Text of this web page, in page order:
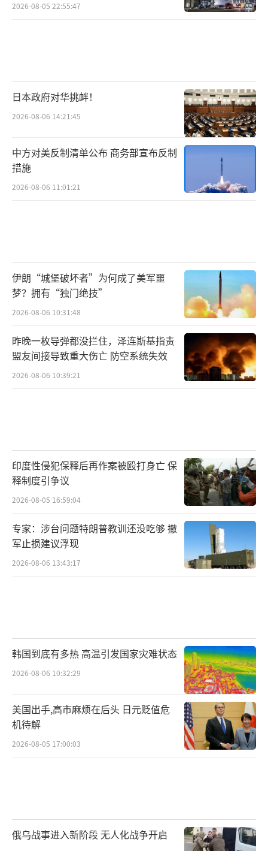
2026-08-05 22:55:47
日本政府对华挑衅！
2026-08-06 14:21:45
中方对美反制清单公布 商务部宣布反制
措施
2026-08-06 11:01:21
伊朗“城堡破坏者”为何成了美军噩
梦？拥有“独门绝技”
2026-08-06 10:31:48
昨晚一枚导弹都没拦住，泽连斯基指责
盟友间接导致重大伤亡 防空系统失效
2026-08-06 10:39:21
印度性侵犯保释后再作案被殴打身亡 保
释制度引争议
2026-08-05 16:59:04
专家：涉台问题特朗普教训还没吃够 撤
军止损建议浮现
2026-08-06 13:43:17
韩国到底有多热 高温引发国家灾难状态
2026-08-06 10:32:29
美国出手,高市麻烦在后头 日元贬值危
机待解
2026-08-05 17:00:03
俄乌战事进入新阶段 无人化战争开启